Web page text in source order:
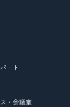
ート
・会議室